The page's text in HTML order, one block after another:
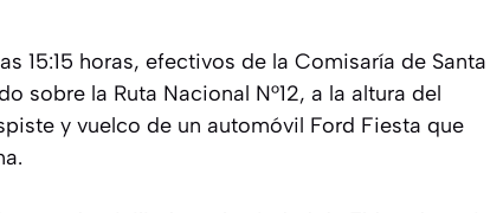
15:15 horas, efectivos de la Comisaría de Santa
sobre la Ruta Nacional N°12, a la altura del
y vuelco de un automóvil Ford Fiesta que